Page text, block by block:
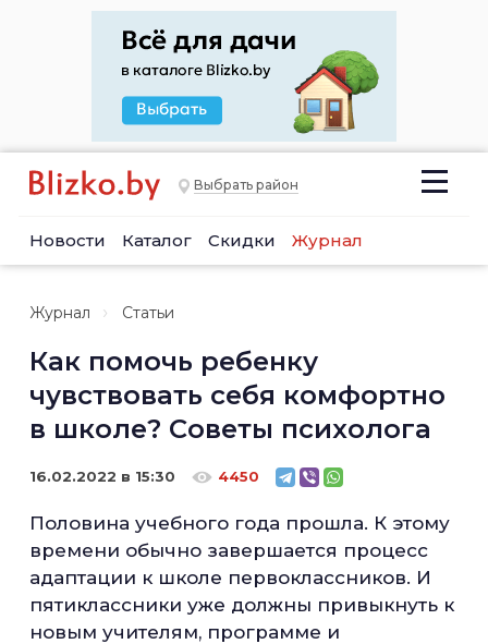
Выбрать район
Новости Каталог Скидки Журнал
Журнал Статьи
Как помочь ребенку
чувствовать себя комфортно
в школе? Советы психолога
16.02.2022 в 15:30 4450
Половина учебного года прошла. К этому
времени обычно завершается процесс
адаптации к школе первоклассников. И
пятиклассники уже должны привыкнуть к
новым учителям, программе и